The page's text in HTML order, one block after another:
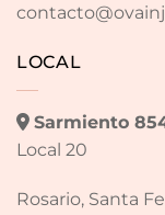
LOCAL
Sarmiento
Local 20
Rosario, Santa